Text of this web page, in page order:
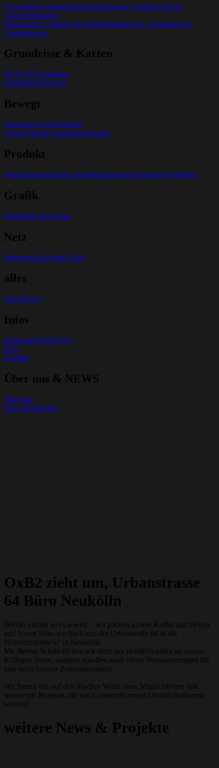
Gewerbliche Architekturvisualisierungen, Wettbewerbe &
Ausschreibungen
Messestand, Ladenbau & Ausstellungsdesign - Gestaltung &
Visualisierung
Grundrisse & Karten
2D & 3D Grundrisse
Lagepläne & Karten
Bewegt
Animation & Werbefilme
Virtual Tour & Augmented Reality
Produkt
Produktvisualisierung, Produktanimation & interaktive Medien
Grafik
Printdesign & Layout
Netz
Webseiten & Digital Tools
alles
Full-Service
Infos
Impresum & DSGVO
FAQ
Kontakt
Über uns & NEWS
Über uns
News & Projekte
OxB2 zieht um, Urbanstrasse
64 Büro Neukölln
Wieder einmal ist es soweit – wir packen unsere Koffer und ziehen
um! Unser Büro wechselt von der Urbanstraße 64 in die
Hobrechtstraße 67 in Neukölln.
Mit diesem Schritt rücken wir nicht nur räumlich näher an unsere
Kollegen heran, sondern schaffen auch ideale Voraussetzungen für
eine noch bessere Zusammenarbeit.
Wir freuen uns auf den frischen Wind, neue Möglichkeiten und
spannende Projekte, die wir in unserem neuen Umfeld realisieren
werden!
weitere News & Projekte